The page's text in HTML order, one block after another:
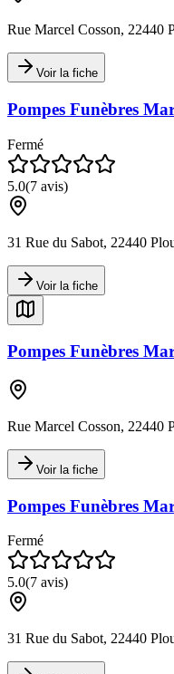
Rue Marcel Cosson, 22440
Voir la fiche
Pompes Funèbres
Fermé
5.0(7 avis)
31 Rue du Sabot, 22440
Voir la fiche
Pompes Funèbres
Rue Marcel Cosson, 22440
Voir la fiche
Pompes Funèbres
Fermé
5.0(7 avis)
31 Rue du Sabot, 22440